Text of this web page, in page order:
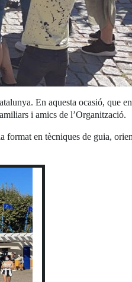
En aquesta ocasió, que
i amics de l’Organització.
format en tècniques de guia,